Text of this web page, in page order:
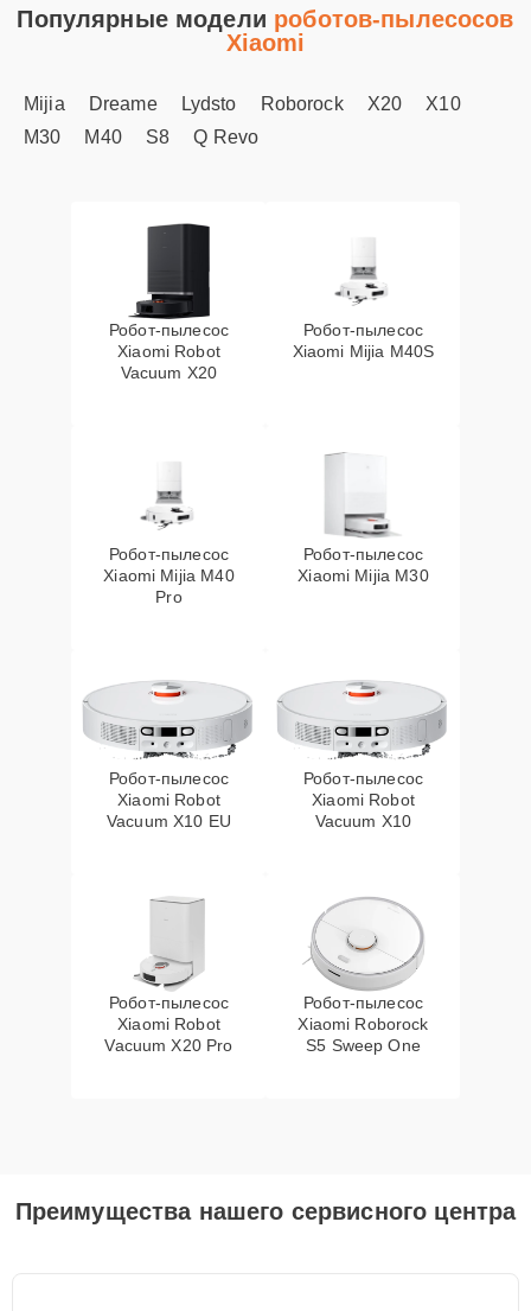
Популярные модели роботов-пылесосов
Xiaomi
Mijia Dreame Lydsto Roborock X20
X10
M30
M40 S8 Q Revo
Робот-пылесос
Xiaomi Robot
Vacuum X20
Робот-пылесос
Xiaomi Mijia M40S
Робот-пылесос
Xiaomi Mijia M40
Pro
Робот-пылесос
Xiaomi Mijia M30
Робот-пылесос
Xiaomi Robot
Vacuum X10 EU
Робот-пылесос
Xiaomi Robot
Vacuum X10
Робот-пылесос
Xiaomi Robot
Vacuum X20 Pro
Робот-пылесос
Xiaomi Roborock
S5 Sweep One
Преимущества нашего сервисного центра